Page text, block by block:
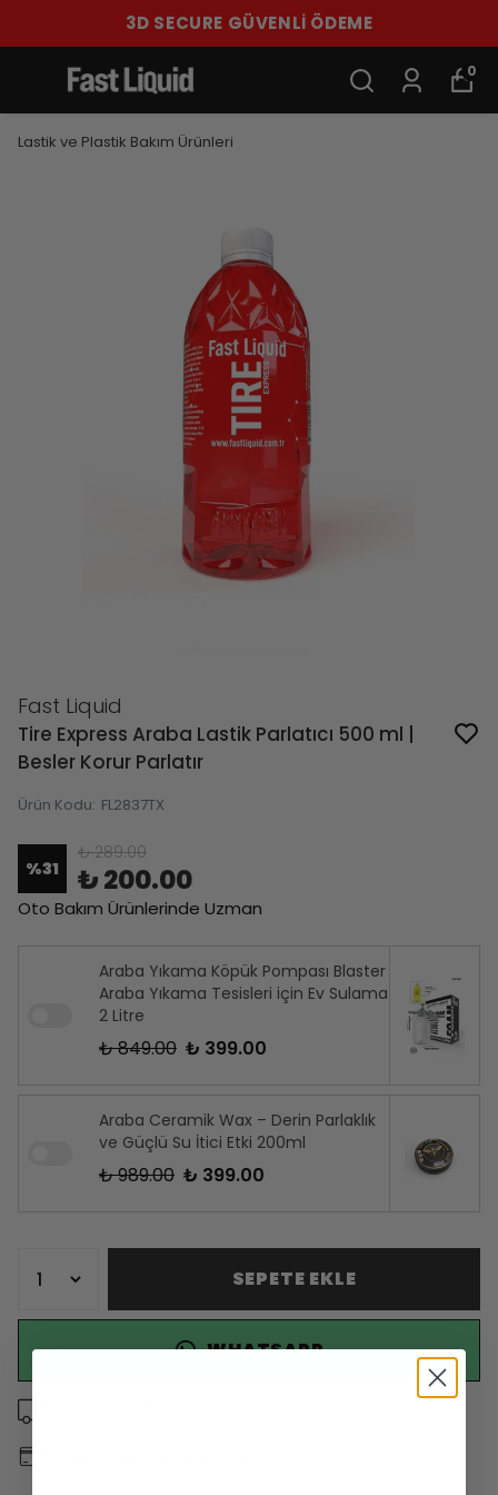
3D SECURE GÜVENLİ ÖDEME
0
Lastik ve Plastik Bakım Ürünleri
Fast Liquid
Tire Express Araba Lastik Parlatıcı 500 ml |
Besler Korur Parlatır
Ürün Kodu: FL2837TX
%31
₺ 289.00
₺ 200.00
Oto Bakım Ürünlerinde Uzman
Araba Yıkama Köpük Pompası Blaster
Araba Yıkama Tesisleri için Ev Sulama
2 Litre
₺ 849.00 ₺ 399.00
Araba Ceramik Wax – Derin Parlaklık
ve Güçlü Su İtici Etki 200ml
₺ 989.00 ₺ 399.00
SEPETE EKLE
WHATSAPP